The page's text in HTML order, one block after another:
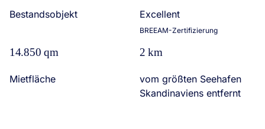
Bestandsobjekt Excellent
BREEAM-Zertifizierung
14.850 qm
Mietfläche
2 km
vom größten Seehafen
Skandinaviens entfernt